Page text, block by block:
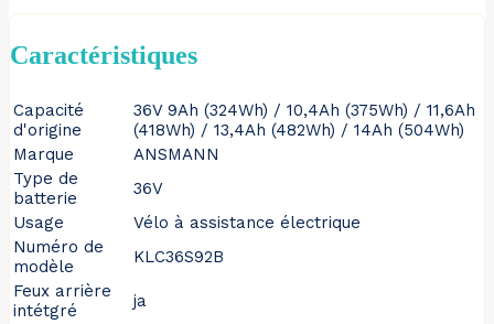
Caractéristiques
Capacité
d'origine
36V 9Ah (324Wh) / 10,4Ah (375Wh) / 11,6Ah
(418Wh) / 13,4Ah (482Wh) / 14Ah (504Wh)
Marque
ANSMANN
Type de
batterie
36V
Usage
Vélo à assistance électrique
Numéro de
modèle
KLC36S92B
Feux arrière
intétgré
ja